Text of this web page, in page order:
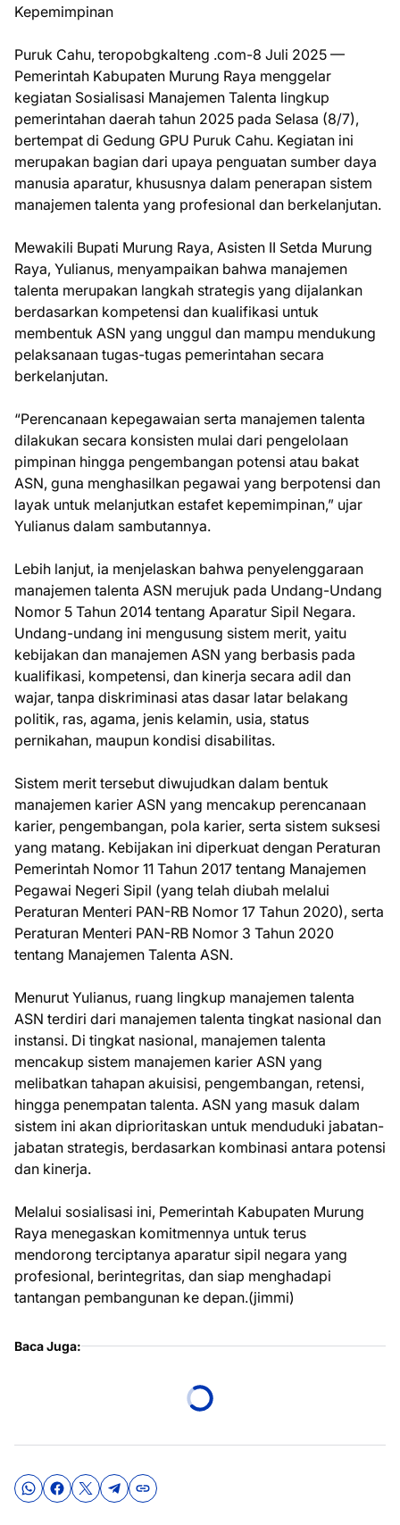
Kepemimpinan
Puruk Cahu, teropobgkalteng .com-8 Juli 2025 —
Pemerintah Kabupaten Murung Raya menggelar
kegiatan Sosialisasi Manajemen Talenta lingkup
pemerintahan daerah tahun 2025 pada Selasa (8/7),
bertempat di Gedung GPU Puruk Cahu. Kegiatan ini
merupakan bagian dari upaya penguatan sumber daya
manusia aparatur, khususnya dalam penerapan sistem
manajemen talenta yang profesional dan berkelanjutan.
Mewakili Bupati Murung Raya, Asisten II Setda Murung
Raya, Yulianus, menyampaikan bahwa manajemen
talenta merupakan langkah strategis yang dijalankan
berdasarkan kompetensi dan kualifikasi untuk
membentuk ASN yang unggul dan mampu mendukung
pelaksanaan tugas-tugas pemerintahan secara
berkelanjutan.
“Perencanaan kepegawaian serta manajemen talenta
dilakukan secara konsisten mulai dari pengelolaan
pimpinan hingga pengembangan potensi atau bakat
ASN, guna menghasilkan pegawai yang berpotensi dan
layak untuk melanjutkan estafet kepemimpinan,” ujar
Yulianus dalam sambutannya.
Lebih lanjut, ia menjelaskan bahwa penyelenggaraan
manajemen talenta ASN merujuk pada Undang-Undang
Nomor 5 Tahun 2014 tentang Aparatur Sipil Negara.
Undang-undang ini mengusung sistem merit, yaitu
kebijakan dan manajemen ASN yang berbasis pada
kualifikasi, kompetensi, dan kinerja secara adil dan
wajar, tanpa diskriminasi atas dasar latar belakang
politik, ras, agama, jenis kelamin, usia, status
pernikahan, maupun kondisi disabilitas.
Sistem merit tersebut diwujudkan dalam bentuk
manajemen karier ASN yang mencakup perencanaan
karier, pengembangan, pola karier, serta sistem suksesi
yang matang. Kebijakan ini diperkuat dengan Peraturan
Pemerintah Nomor 11 Tahun 2017 tentang Manajemen
Pegawai Negeri Sipil (yang telah diubah melalui
Peraturan Menteri PAN-RB Nomor 17 Tahun 2020), serta
Peraturan Menteri PAN-RB Nomor 3 Tahun 2020
tentang Manajemen Talenta ASN.
Menurut Yulianus, ruang lingkup manajemen talenta
ASN terdiri dari manajemen talenta tingkat nasional dan
instansi. Di tingkat nasional, manajemen talenta
mencakup sistem manajemen karier ASN yang
melibatkan tahapan akuisisi, pengembangan, retensi,
hingga penempatan talenta. ASN yang masuk dalam
sistem ini akan diprioritaskan untuk menduduki jabatan-
jabatan strategis, berdasarkan kombinasi antara potensi
dan kinerja.
Melalui sosialisasi ini, Pemerintah Kabupaten Murung
Raya menegaskan komitmennya untuk terus
mendorong terciptanya aparatur sipil negara yang
profesional, berintegritas, dan siap menghadapi
tantangan pembangunan ke depan.(jimmi)
Baca Juga: